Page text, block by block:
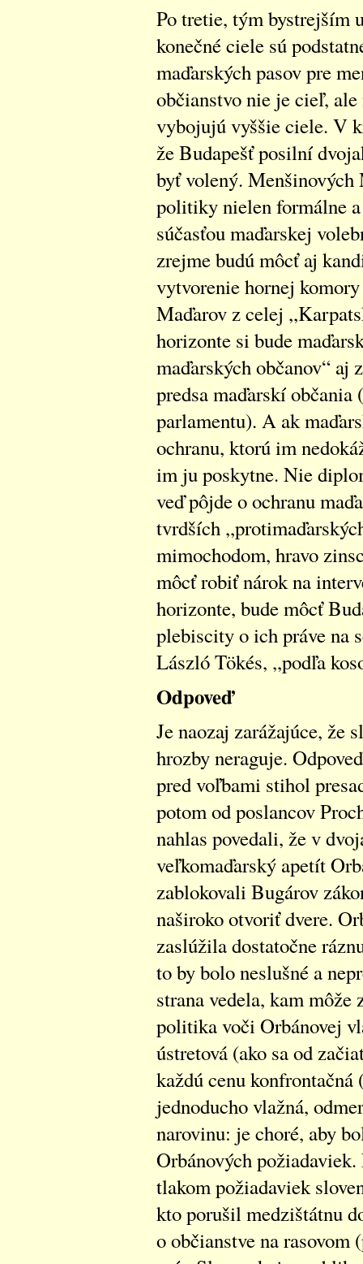
Po tretie, tým bystrejším
konečné ciele sú
maďarských pasov pre
občianstvo nie je cieľ,
vybojujú vyššie ciele. V
že Budapešť posilní
byť volený. Menšinových
politiky nielen formálne
súčasťou maďarskej
zrejme budú môcť aj
vytvorenie hornej
Maďarov z celej
horizonte si bude
maďarských občanov“ aj
predsa maďarskí občania
parlamentu). A ak
ochranu, ktorú im
im ju poskytne. Nie
veď pôjde o ochranu
tvrdších
mimochodom, hravo
môcť robiť nárok na
horizonte, bude môcť
plebiscity o ich práve na
László Tökés, ,,podľa
Odpoveď
Je naozaj zarážajúce, že
hrozby neraguje.
pred voľbami stihol
potom od poslancov
nahlas povedali, že v
veľkomaďarský apetít
zablokovali Bugárov
naširoko otvoriť dvere.
zaslúžila dostatočne
to by bolo neslušné a
strana vedela, kam
politika voči Orbánovej
ústretová (ako sa od
každú cenu
jednoducho vlažná,
narovinu: je choré, aby
Orbánových
tlakom požiadaviek
kto porušil medzištátnu
o občianstve na